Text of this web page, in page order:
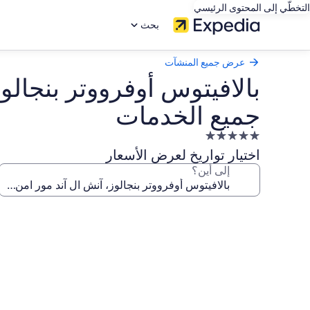
التخطّي إلى المحتوى الرئيسي
بحث
عرض جميع المنشآت
بالافيتوس أوفرووتر
جميع الخدمات
منشأة
فندقية
مصنفة
5.0
اختيار تواريخ لعرض الأسعار
إلى أين؟